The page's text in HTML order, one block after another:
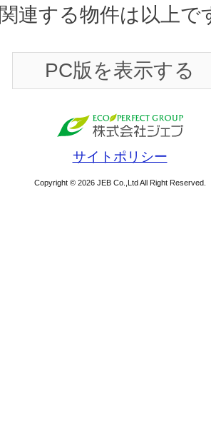
関連する物件は以上で
PC版を表示する
サイトポリシー
Copyright © 2026 JEB Co.,Ltd All Right Reserved.